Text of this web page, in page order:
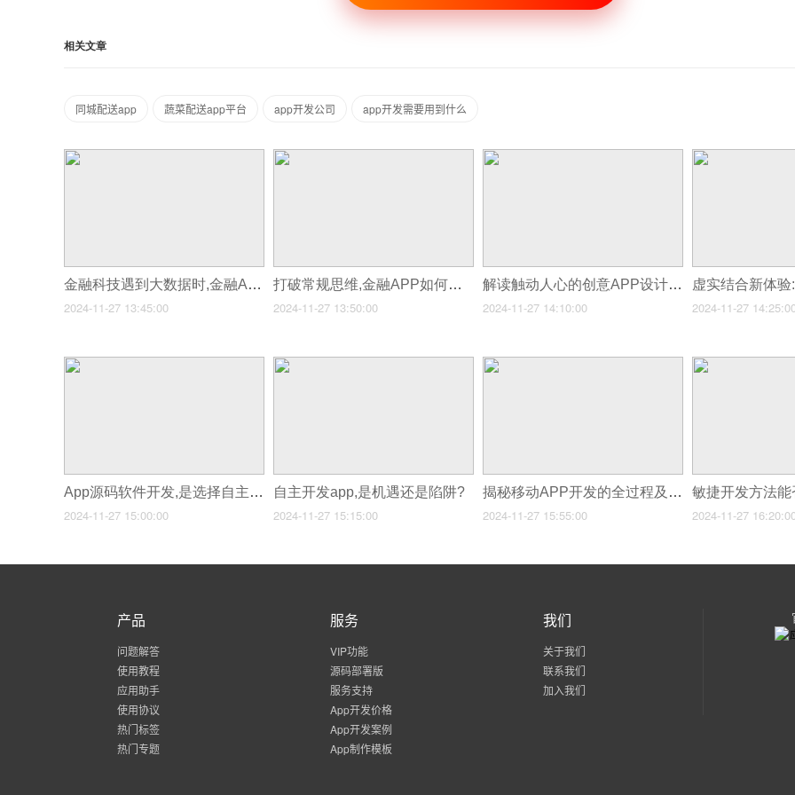
相关文章
同城配送app 蔬菜配送app平台 app开发公司 app开发需要用到什么
金融科技遇到大数据时,金融APP怎样做到精准营销呢?
2024-11-27 13:45:00
打破常规思维,金融APP如何创新才能吸引年轻一代
2024-11-27 13:50:00
解读触动人心的创意APP设计理念
2024-11-27 14:10:00 2024-11-27
App源码软件开发,是选择自主开发还是外包?
2024-11-27 15:00:00
自主开发app,是机遇还是陷阱?
2024-11-27 15:15:00
揭秘移动APP开发的全过程及成本真相
2024-11-27 15:55:00 2024-11-27
产品
问题解答
使用教程
应用助手
使用协议
热门标签
热门专题
服务
VIP功能
源码部署版
服务支持
App开发价格
App开发案例
App制作模板
我们
关于我们
联系我们
加入我们